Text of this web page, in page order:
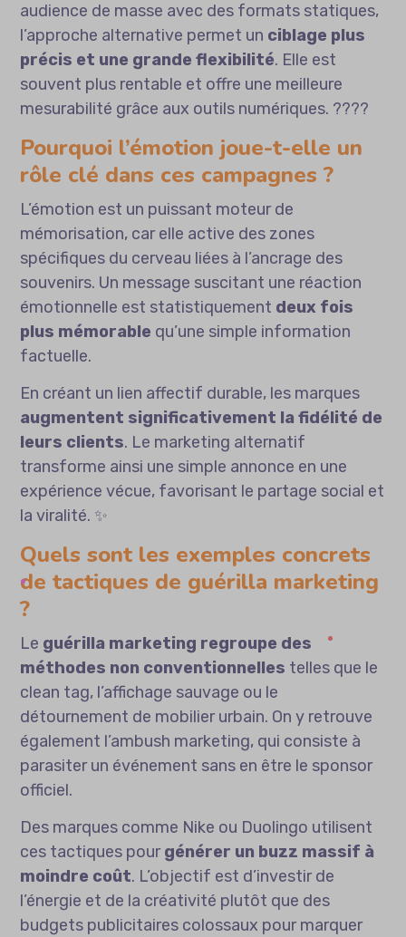
audience de masse avec des formats statiques,
l’approche alternative permet un ciblage plus
précis et une grande flexibilité. Elle est
souvent plus rentable et offre une meilleure
mesurabilité grâce aux outils numériques. ????
Pourquoi l’émotion joue-t-elle un
rôle clé dans ces campagnes ?
L’émotion est un puissant moteur de
mémorisation, car elle active des zones
spécifiques du cerveau liées à l’ancrage des
souvenirs. Un message suscitant une réaction
émotionnelle est statistiquement deux fois
plus mémorable qu’une simple information
factuelle.
En créant un lien affectif durable, les marques
augmentent significativement la fidélité de
leurs clients. Le marketing alternatif
transforme ainsi une simple annonce en une
expérience vécue, favorisant le partage social et
la viralité. ✨
Quels sont les exemples concrets
de tactiques de guérilla marketing
?
Le guérilla marketing regroupe des
méthodes non conventionnelles telles que le
clean tag, l’affichage sauvage ou le
détournement de mobilier urbain. On y retrouve
également l’ambush marketing, qui consiste à
parasiter un événement sans en être le sponsor
officiel.
Des marques comme Nike ou Duolingo utilisent
ces tactiques pourgénérer un buzz massif à
moindre coût. L’objectif est d’investir de
l’énergie et de la créativité plutôt que des
budgets publicitaires colossaux pour marquer